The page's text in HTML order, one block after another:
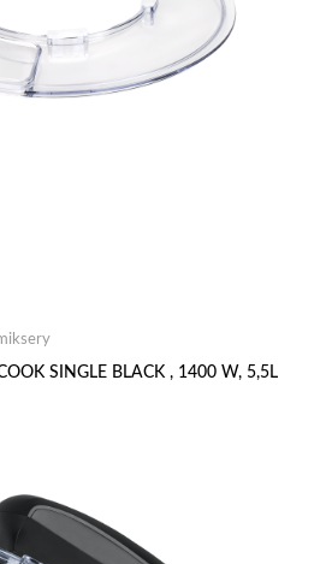
SINGLE BLACK , 1400 W, 5,5L